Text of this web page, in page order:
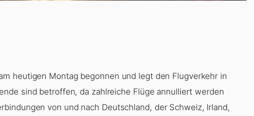
heutigen Montag begonnen und legt den Flugverkehr in
sind betroffen, da zahlreiche Flüge annulliert werden
von und nach Deutschland, der Schweiz, Irland,